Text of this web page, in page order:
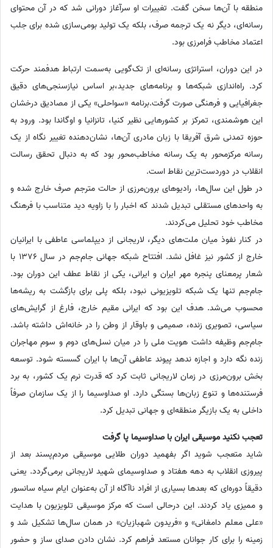
منطقه با آن‌ها سخن گفت. تغییرات او سرآغاز دورانی شد که در آن محتوای
رسانه‌ای، دیگر نه یک ترجمه‌ صرف، بلکه یک تولید بومی‌سازی شده برای جلب
اعتماد مخاطب فرامرزی بود.
در این دوران، استراتژی رسانه‌ای از تک‌گویی به‌سمت ارتباط هدفمند حرکت
کرد. راه‌اندازی شبکه‌ها و برنامه‌های جدید،بر اساس نیازسنجی‌های دقیق
جغرافیایی و فرهنگی صورت گرفت.برنامه «سواحلی» یکی از مصادیق درخشان
این هوشمندی، تمرکز بر کشورهایی نظیر کنیا، تانزانیا و اوگاندا بود. ورود به
حوزه‌ تمدنی شرق آفریقا با زبان مادری آن‌ها، نشان‌دهنده تغییر نگاه از یک
رسانه مرکزمحور به یک رسانه مخاطب‌محور بود که به دنبال تحقق رسالت
انقلاب در دوردست‌ترین نقاط است.
در طول این سال‌ها، رادیوهای برون‌مرزی از حالت مترجم صرف خارج شده و
به واحدهای مستقلی تبدیل شدند که اخبار را با زاویه ‌دید متناسب با فرهنگ
مخاطب خود تحلیل می‌کردند.
در کنار نفوذ میان ملت‌های دیگر، لاریجانی از دیپلماسی عاطفی با ایرانیان
خارج از کشور نیز غافل نشد. افتتاح شبکه جهانی جام‌جم در سال 1376 با
شعار پرمعنای پنجره‌ مهر ایران و ایرانی، یکی از نقاط عطف این دوران بود.
جام‌جم تنها یک شبکه‌ تلویزیونی نبود، بلکه پلی برای بازگشت به ریشه‌ها
محسوب می‌شد. هدف این بود که ایرانی مقیم خارج، فارغ از گرایش‌های
سیاسی، تصویری زنده، صمیمی و باوقار از وطن را در خانه‌اش داشته باشد.
جام‌جم وظیفه داشت هویت ملی را در میان نسل‌های دوم و سوم مهاجران
زنده نگه دارد و اجازه ندهد پیوند عاطفی آن‌ها با ایران گسسته شود. توسعه‌
بخش برون‌مرزی در زمان لاریجانی ثابت کرد که قدرت نرم یک کشور، به برد
فرستنده‌ها و تنوع زبان‌ها بستگی دارد. او صداوسیما را از یک سازمان صرفاً
داخلی به یک بازیگر منطقه‌ای و جهانی تبدیل کرد.
تعجب نکنید موسیقی ایران با صداوسیما پا گرفت
شاید متعجب شوید اگر بفهمید دوران طلایی موسیقی مردم‌پسند بعد از
پیروزی انقلاب به دهه هفتاد و صداوسیمای شهید لاریجانی برمی‌گردد. یعنی
دقیقاً دوره‌ای که بعدها بسیاری از افراد ناآگاه از آن به‌عنوان ایام سیاه سانسور
و ممیزی یاد کردند. این درحالی است که مرکز موسیقی تلویزیون با هدایت
«علی معلم دامغانی» و «فریدون شهبازیان» در همان سال‌ها تشکیل شد و
زمینه را برای کار جوانان مستعد فراهم کرد. نشان دادن صدای ساز و حضور